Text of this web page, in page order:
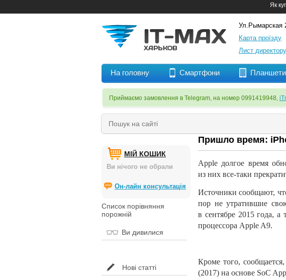
Як
Ул.Рымарская
Карта проїзду
Лист директору
На головну Смартфони Планшети
Приймаємо замовлення в Telegram, на номер 0991419948,
МІЙ КОШИК
Ви нічого не обрали
Он-лайн консультація
Список порівняння
порожній
Ви дивилися
Нові статті
Пришло время:
Apple долгое время
из них все-таки
Источники сообщают,
пор не утратившие
в сентябре 2015 года, а
процессора Apple A9.
Кроме того,
(2017) на основе SoC